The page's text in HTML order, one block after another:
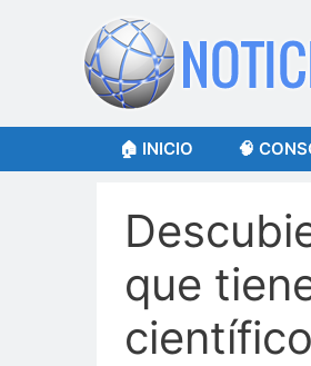
contenido
🏠 INICIO 🧠
que